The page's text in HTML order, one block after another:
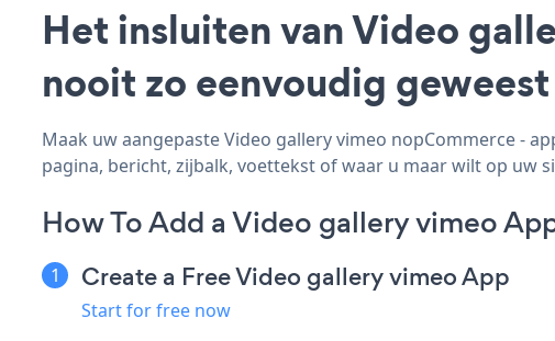
Het insluiten van Video
nooit zo eenvoudig geweest
Maak uw aangepaste Video gallery vimeo nopCommerce -
pagina, bericht, zijbalk, voettekst of waar u maar wilt op uw
How To Add a Video gallery vimeo
Create a Free Video gallery vimeo App
Start for free now